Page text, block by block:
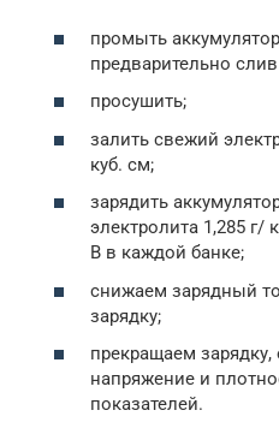
промыть
предварительно
просушить;
залить свежий
куб. см;
зарядить
электролита 1,285 г/
В в каждой банке;
снижаем зарядный
зарядку;
прекращаем зарядку,
напряжение и
показателей.